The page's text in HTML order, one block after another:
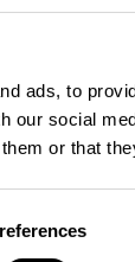
ads, to
our social
or that